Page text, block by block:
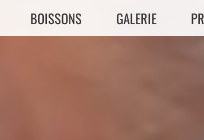
BOISSONS GALERIE